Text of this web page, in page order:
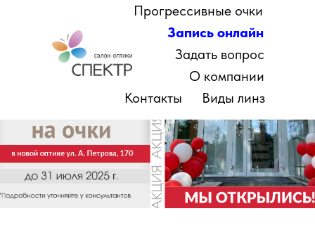
Прогрессивные очки
Виды линз
О компании
Запись онлайн
Задать вопрос
Контакты